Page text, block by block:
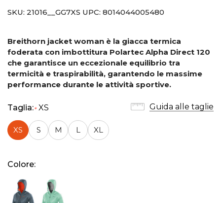
SKU: 21016__GG7XS UPC: 8014044005480
Breithorn jacket woman è la giacca termica
foderata con imbottitura Polartec Alpha Direct 120
che garantisce un eccezionale equilibrio tra
termicità e traspirabilità, garantendo le massime
performance durante le attività sportive.
Guida alle taglie
Taglia:* XS
XS S M L XL
Colore: